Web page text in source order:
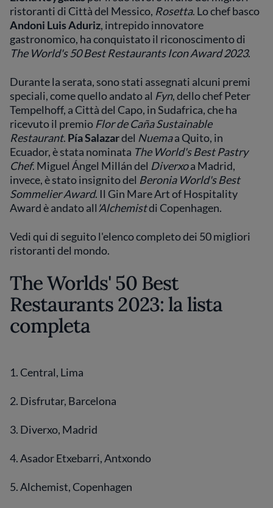
ristoranti di Città del Messico, Rosetta. Lo chef basco
Andoni Luis Aduriz, intrepido innovatore
gastronomico, ha conquistato il riconoscimento di
The World's 50 Best Restaurants Icon Award 2023.
Durante la serata, sono stati assegnati alcuni premi
speciali, come quello andato al Fyn, dello chef Peter
Tempelhoff, a Città del Capo, in Sudafrica, che ha
ricevuto il premio Flor de Caña Sustainable
Restaurant. Pía Salazardel Nuemaa Quito, in
Ecuador, è stata nominata The World's Best Pastry
Chef. Miguel Ángel Millán del Diverxoa Madrid,
invece, è stato insignito del Beronia World's Best
Sommelier Award. Il Gin Mare Art of Hospitality
Award è andato all 'Alchemistdi Copenhagen.
Vedi qui di seguito l'elenco completo dei 50 migliori
ristoranti del mondo.
The Worlds' 50 Best
Restaurants 2023: la lista
completa
1. Central, Lima
2. Disfrutar, Barcelona
3. Diverxo, Madrid
4. Asador Etxebarri, Antxondo
5. Alchemist, Copenhagen